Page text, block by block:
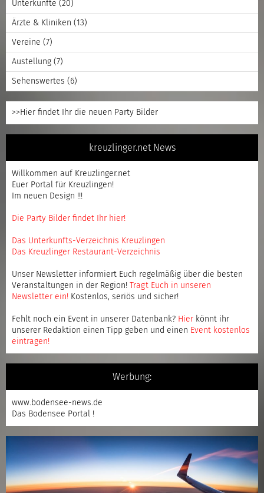
Unterkünfte (20)
Ärzte & Kliniken (13)
Vereine (7)
Austellung (7)
Sehenswertes (6)
>>Hier findet Ihr die neuen Party Bilder
kreuzlinger.net News
Willkommen auf Kreuzlinger.net
Euer Portal für Kreuzlingen!
Im neuen Design !!!
Die Party Bilder findet Ihr hier!
Das Unterkunfts-Verzeichnis Kreuzlingen
Das Kreuzlinger Restaurant-Verzeichnis
Unser Newsletter informiert Euch regelmäßig über die besten
Veranstaltungen in der Region!
Tragt Euch in unseren
Newsletter ein! Kostenlos, seriös und sicher!
Fehlt noch ein Event in unserer Datenbank? Hier könnt ihr
unserer Redaktion einen Tipp geben und einen Event kostenlos
eintragen!
Werbung:
www.bodensee-news.de
Das Bodensee Portal !